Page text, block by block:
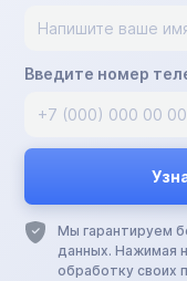
Введите номер
Мы гарантируем
данных. Нажимая
обработку своих